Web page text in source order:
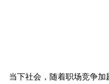
当下社会，随着职场竞争